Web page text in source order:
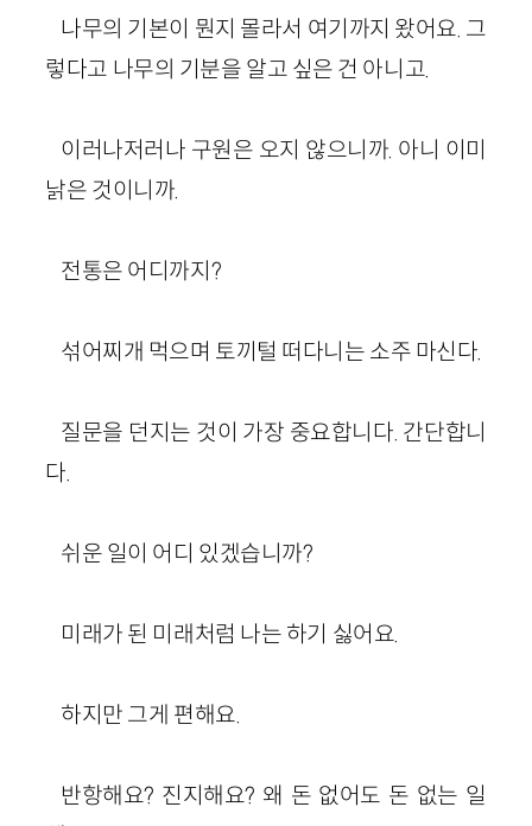
나무의 기본이 뭔지 몰라서 여기까지 왔어요. 그
렇다고 나무의 기분을 알고 싶은 건 아니고.
이러나저러나 구원은 오지 않으니까. 아니 이미
낡은 것이니까.
전통은 어디까지?
섞어찌개 먹으며 토끼털 떠다니는 소주 마신다.
질문을 던지는 것이 가장 중요합니다. 간단합니
다.
쉬운 일이 어디 있겠습니까?
미래가 된 미래처럼 나는 하기 싫어요.
하지만 그게 편해요.
반항해요? 진지해요? 왜 돈 없어도 돈 없는 일